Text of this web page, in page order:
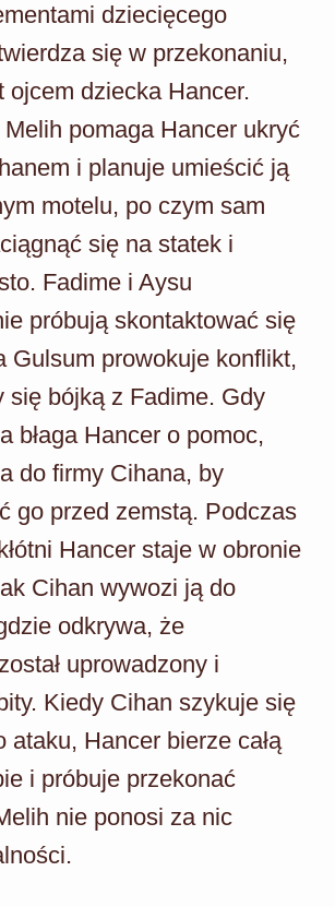
dziecięcego
się w przekonaniu,
ojcem dziecka Hancer.
pomaga Hancer ukryć
i planuje umieścić ją
motelu, po czym sam
się na statek i
Fadime i Aysu
próbują skontaktować się
Gulsum prowokuje konflikt,
się bójką z Fadime. Gdy
błaga Hancer o pomoc,
do firmy Cihana, by
go przed zemstą. Podczas
Hancer staje w obronie
Cihan wywozi ją do
odkrywa, że
uprowadzony i
Kiedy Cihan szykuje się
ataku, Hancer bierze całą
i próbuje przekonać
nie ponosi za nic